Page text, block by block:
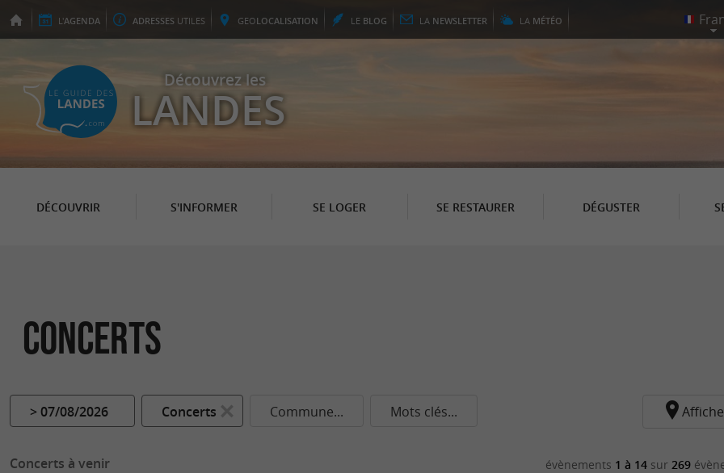
L'AGENDA ADRESSES UTILES GEOLOCALISATION LE BLOG LA NEWSLETTER LA MÉTÉO
Découvrez les
LANDES
DÉCOUVRIR S'INFORMER SE LOGER SE RESTAURER DÉGUSTER
Concerts
> 07/08/2026 Concerts Commune... Mots clés...
Concerts à venir évènements 1 à 14 sur 269